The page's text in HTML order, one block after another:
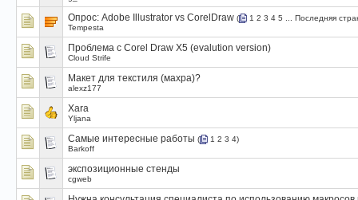
Опрос: Adobe Illustrator vs CorelDraw ( 1 2 3 4 5
Последняя
Tempesta
Проблема с Corel Draw X5 (evalution version)
Cloud Strife
Макет для текстиля (махра)?
alexz177
Xara
Yljana
Самые интересные работы ( 1 2 3 4)
Barkoff
экспозиционные стенды
cgweb